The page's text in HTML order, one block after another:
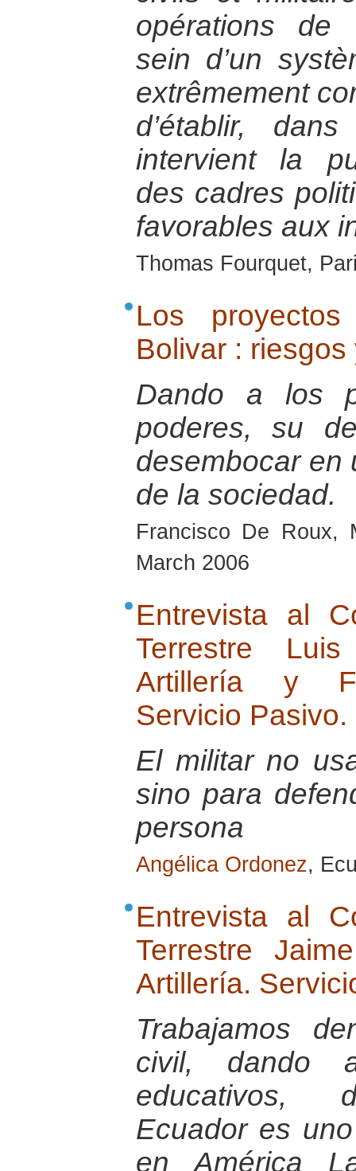
opérations de
sein d’un
extrêmement
d’établir,
intervient la
des cadres
favorables aux
Thomas Fourquet,
Los
Bolivar :
Dando a los
poderes, su
desembocar en
de la sociedad.
Francisco De Roux,
March 2006
Entrevista al
Terrestre
Artillería y
Servicio Pasivo.
El militar no
sino para
persona
Angélica Ordonez,
Entrevista al
Terrestre
Artillería.
Trabajamos
civil, dando
educativos,
Ecuador es
en América